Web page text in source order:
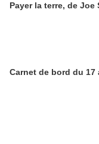
Payer la terre, de Joe
Carnet de bord du 17